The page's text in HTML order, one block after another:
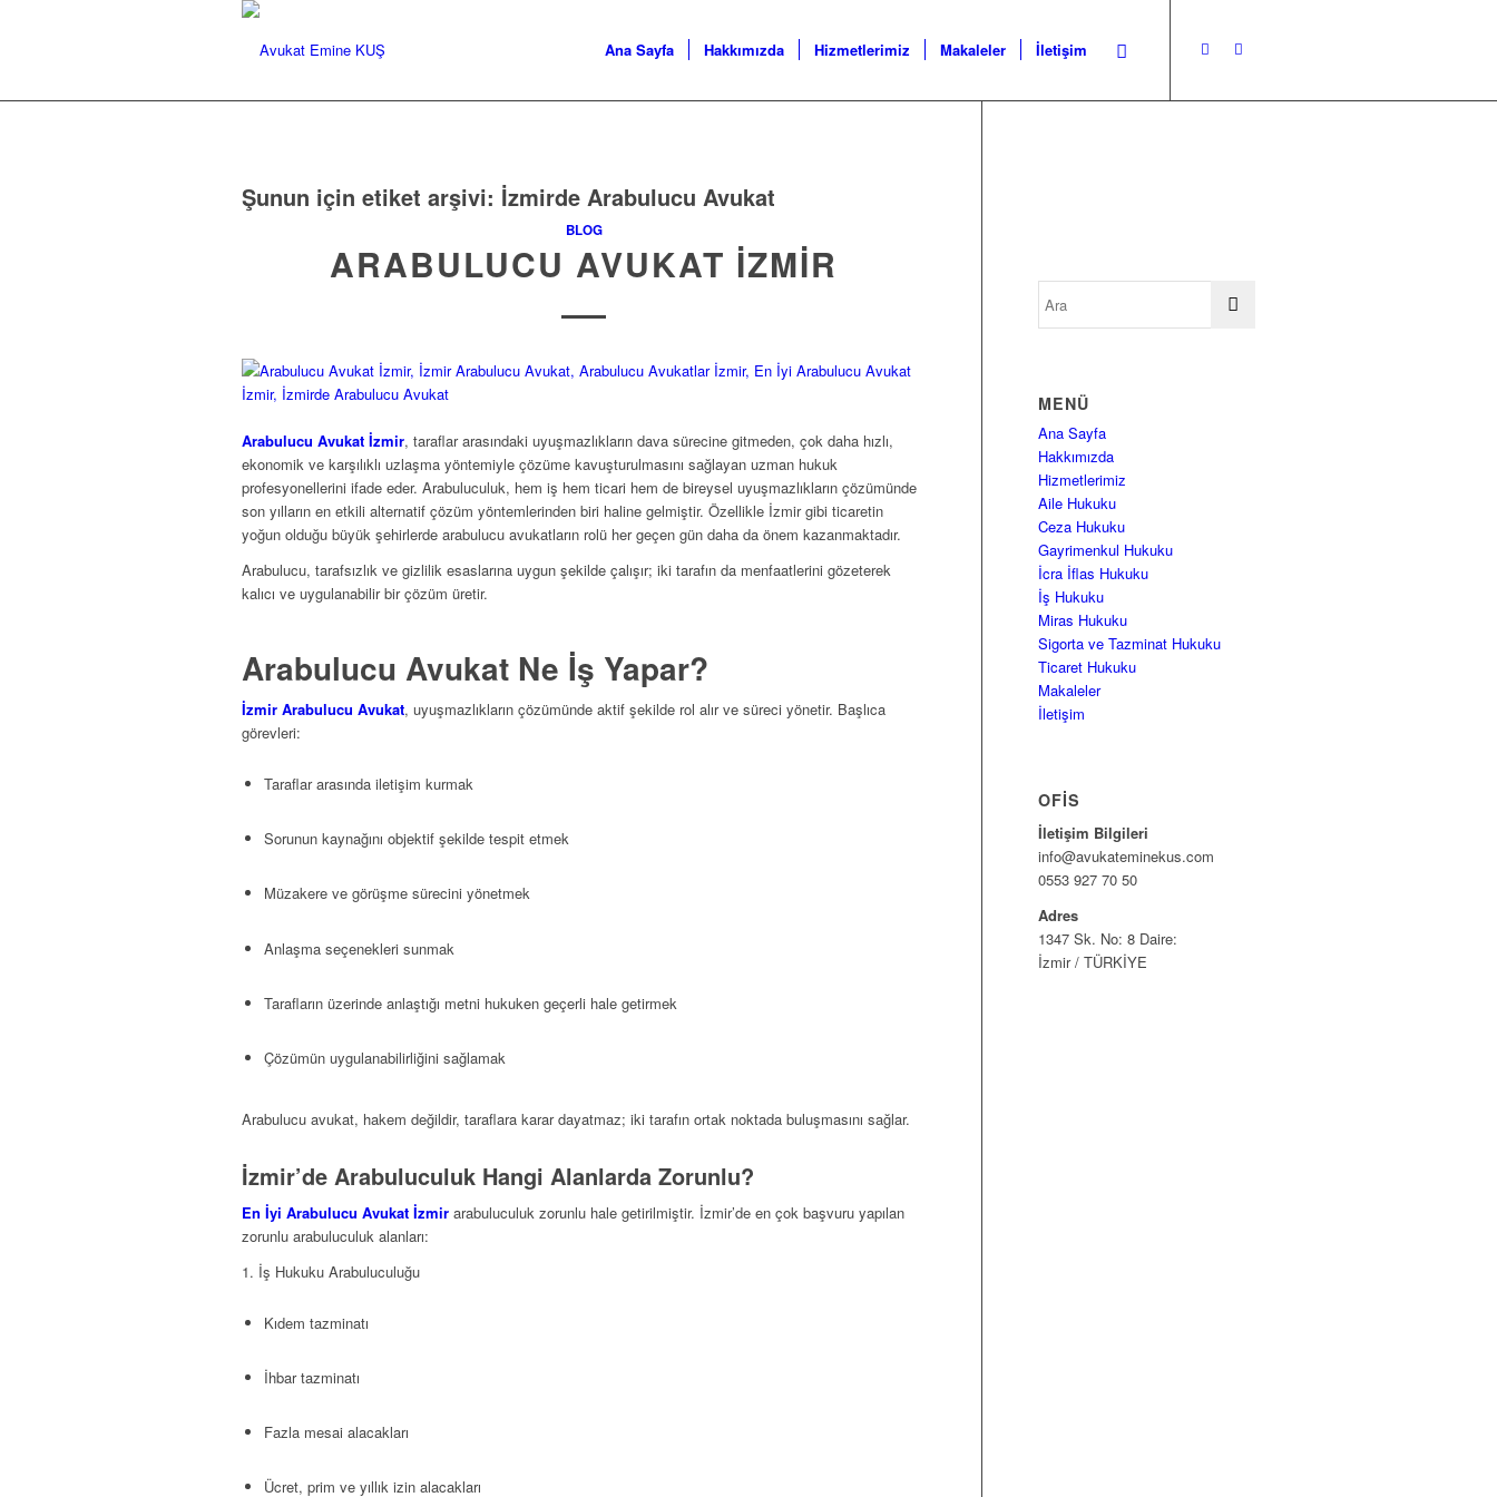
Ana Sayfa Hakkımızda Hizmetlerimiz Makaleler İletişim
Şunun için etiket arşivi: İzmirde Arabulucu Avukat
BLOG
ARABULUCU AVUKAT İZMIR
Arabulucu Avukat İzmir, taraflar arasındaki uyuşmazlıkların dava sürecine gitmeden, çok daha hızlı,
ekonomik ve karşılıklı uzlaşma yöntemiyle çözüme kavuşturulmasını sağlayan uzman hukuk
profesyonellerini ifade eder. Arabuluculuk, hem iş hem ticari hem de bireysel uyuşmazlıkların çözümünde
son yılların en etkili alternatif çözüm yöntemlerinden biri haline gelmiştir. Özellikle İzmir gibi ticaretin
yoğun olduğu büyük şehirlerde arabulucu avukatların rolü her geçen gün daha da önem kazanmaktadır.
Arabulucu, tarafsızlık ve gizlilik esaslarına uygun şekilde çalışır; iki tarafın da menfaatlerini gözeterek
kalıcı ve uygulanabilir bir çözüm üretir.
Arabulucu Avukat Ne İş Yapar?
İzmir Arabulucu Avukat, uyuşmazlıkların çözümünde aktif şekilde rol alır ve süreci yönetir. Başlıca
görevleri:
Taraflar arasında iletişim kurmak
Sorunun kaynağını objektif şekilde tespit etmek
Müzakere ve görüşme sürecini yönetmek
Anlaşma seçenekleri sunmak
Tarafların üzerinde anlaştığı metni hukuken geçerli hale getirmek
Çözümün uygulanabilirliğini sağlamak
Arabulucu avukat, hakem değildir, taraflara karar dayatmaz; iki tarafın ortak noktada buluşmasını sağlar.
İzmir’de Arabuluculuk Hangi Alanlarda Zorunlu?
En İyi Arabulucu Avukat İzmir arabuluculuk zorunlu hale getirilmiştir. İzmir’de en çok başvuru yapılan
zorunlu arabuluculuk alanları:
1. İş Hukuku Arabuluculuğu
Kıdem tazminatı
İhbar tazminatı
Fazla mesai alacakları
Ücret, prim ve yıllık izin alacakları
MENÜ
Ana Sayfa
Hakkımızda
Hizmetlerimiz
Aile Hukuku
Ceza Hukuku
Gayrimenkul Hukuku
İcra İflas Hukuku
İş Hukuku
Miras Hukuku
Sigorta ve Tazminat Hukuku
Ticaret Hukuku
Makaleler
İletişim
OFIS
İletişim Bilgileri
info@avukateminekus.com
0553 927 70 50
Adres
1347 Sk. No: 8 Daire:
İzmir / TÜRKİYE